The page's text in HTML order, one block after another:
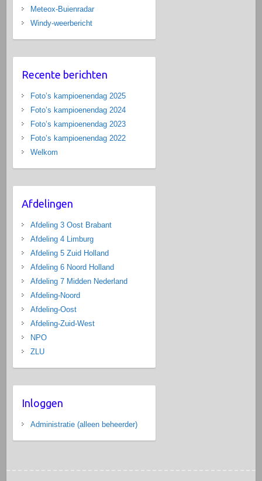
Meteox-Buienradar
Windy-weerbericht
Recente berichten
Foto’s kampioenendag 2025
Foto’s kampioenendag 2024
Foto’s kampioenendag 2023
Foto’s kampioenendag 2022
Welkom
Afdelingen
Afdeling 3 Oost Brabant
Afdeling 4 Limburg
Afdeling 5 Zuid Holland
Afdeling 6 Noord Holland
Afdeling 7 Midden Nederland
Afdeling-Noord
Afdeling-Oost
Afdeling-Zuid-West
NPO
ZLU
Inloggen
Administratie (alleen beheerder)